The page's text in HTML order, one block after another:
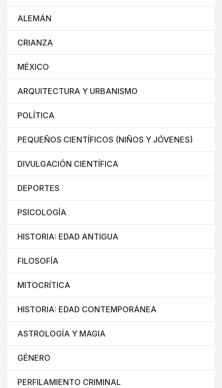
ALEMÁN
CRIANZA
MÉXICO
ARQUITECTURA Y URBANISMO
POLÍTICA
PEQUEÑOS CIENTÍFICOS (NIÑOS Y JÓVENES)
DIVULGACIÓN CIENTÍFICA
DEPORTES
PSICOLOGÍA
HISTORIA: EDAD ANTIGUA
FILOSOFÍA
MITOCRÍTICA
HISTORIA: EDAD CONTEMPORÁNEA
ASTROLOGÍA Y MAGIA
GÉNERO
PERFILAMIENTO CRIMINAL